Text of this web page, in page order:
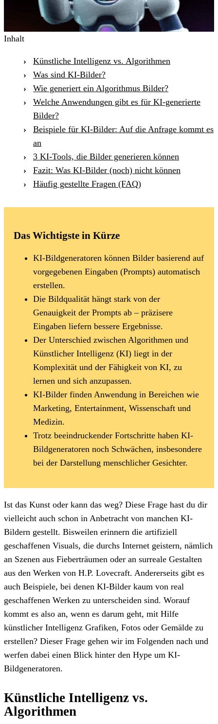
Inhalt
Künstliche Intelligenz vs. Algorithmen
Was sind KI-Bilder?
Wie generiert ein Algorithmus Bilder?
Welche Anwendungen gibt es für KI-generierte
Bilder?
Beispiele für KI-Bilder: Auf die Anfrage kommt es
an
3 KI-Tools, die Bilder generieren können
Fazit: Was KI-Bilder (noch) nicht können
Häufig gestellte Fragen (FAQ)
Das Wichtigste in Kürze
KI-Bildgeneratoren können Bilder basierend auf
vorgegebenen Eingaben (Prompts) automatisch
erstellen.
Die Bildqualität hängt stark von der
Genauigkeit der Prompts ab – präzisere
Eingaben liefern bessere Ergebnisse.
Der Unterschied zwischen Algorithmen und
Künstlicher Intelligenz (KI) liegt in der
Komplexität und der Fähigkeit von KI, zu
lernen und sich anzupassen.
KI-Bilder finden Anwendung in Bereichen wie
Marketing, Entertainment, Wissenschaft und
Medizin.
Trotz beeindruckender Fortschritte haben KI-
Bildgeneratoren noch Schwächen, insbesondere
bei der Darstellung menschlicher Gesichter.
Ist das Kunst oder kann das weg? Diese Frage hast du dir
vielleicht auch schon in Anbetracht von manchen KI-
Bildern gestellt. Bisweilen erinnern die artifiziell
geschaffenen Visuals, die durchs Internet geistern, nämlich
an Szenen aus Fieberträumen oder an surreale Gestalten
aus den Werken von H.P. Lovecraft. Andererseits gibt es
auch Beispiele, bei denen KI-Bilder kaum von real
geschaffenen Werken zu unterscheiden sind. Worauf
kommt es also an, wenn es darum geht, mit Hilfe
künstlicher Intelligenz Grafiken, Fotos oder Gemälde zu
erstellen? Dieser Frage gehen wir im Folgenden nach und
werfen dabei einen Blick hinter den Hype um KI-
Bildgeneratoren.
Künstliche Intelligenz vs.
Algorithmen